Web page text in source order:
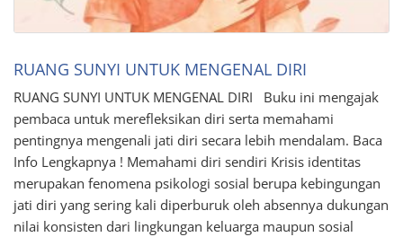
RUANG SUNYI UNTUK MENGENAL DIRI
RUANG SUNYI UNTUK MENGENAL DIRI Buku ini mengajak
pembaca untuk merefleksikan diri serta memahami
pentingnya mengenali jati diri secara lebih mendalam. Baca
Info Lengkapnya ! Memahami diri sendiri Krisis identitas
merupakan fenomena psikologi sosial berupa kebingungan
jati diri yang sering kali diperburuk oleh absennya dukungan
nilai konsisten dari lingkungan keluarga maupun sosial